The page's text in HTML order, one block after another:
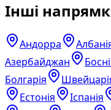
Інші
Андорра
Азербайджан
Болгарія
Естонія
Іспанія